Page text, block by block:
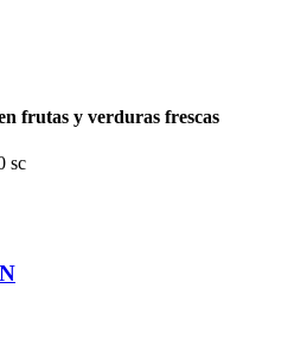
frutas y verduras frescas
sc